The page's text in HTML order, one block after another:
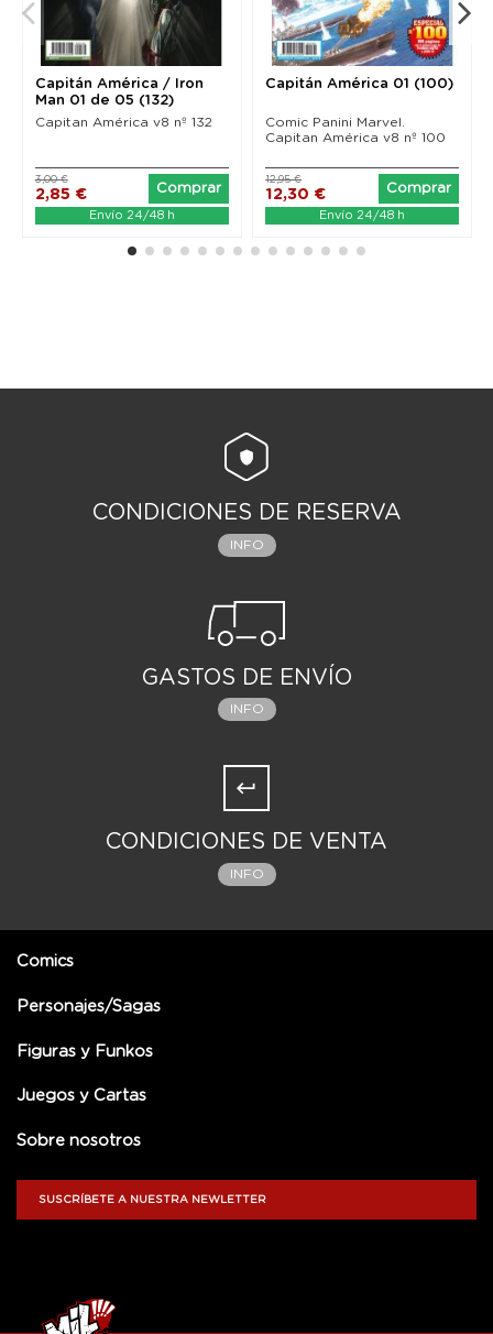
Capitán América / Iron
Man 01 de 05 (132)
Capitan América v8 nº 132
2,85 €
3,00 €
Comprar
Envío 24/48 h
Capitán América 01 (100)
Comic Panini Marvel.
Capitan América v8 nº 100
12,30 €
12,95 €
Comprar
Envío 24/48 h
CONDICIONES DE RESERVA
INFO
GASTOS DE ENVÍO
INFO
CONDICIONES DE VENTA
INFO
Comics
Personajes/Sagas
Figuras y Funkos
Juegos y Cartas
Sobre nosotros
SUSCRÍBETE A NUESTRA NEWLETTER